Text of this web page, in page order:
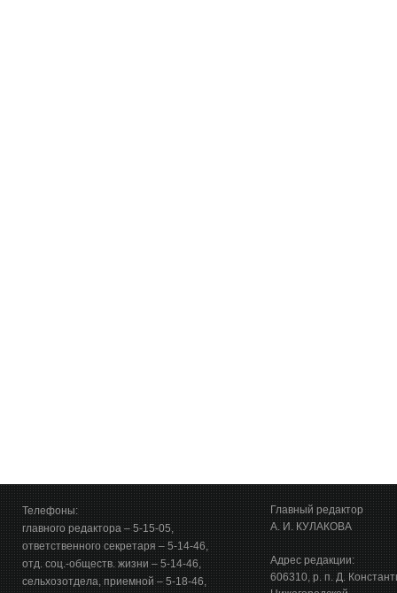
Телефоны:
главного редактора – 5-15-05,
ответственного секретаря – 5-14-46,
отд. соц.-обществ. жизни – 5-14-46,
сельхозотдела, приемной – 5-18-46,
Главный редактор
А. И. КУЛАКОВА
Адрес редакции:
606310, р. п. Д.